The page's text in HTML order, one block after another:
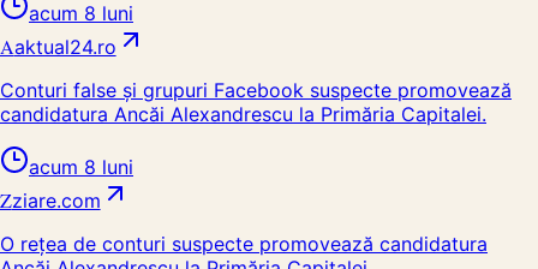
acum 8 luni
Aaktual24.ro
Conturi false și grupuri Facebook suspecte promovează
candidatura Ancăi Alexandrescu la Primăria Capitalei.
acum 8 luni
Zziare.com
O rețea de conturi suspecte promovează candidatura